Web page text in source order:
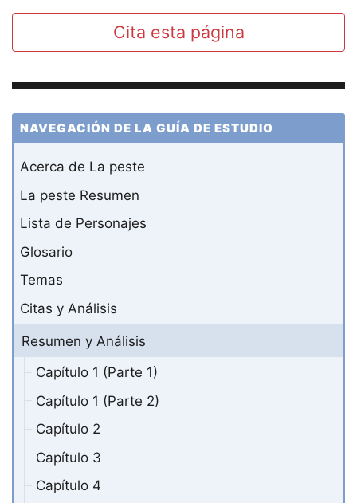
Cita esta página
NAVEGACIÓN DE LA GUÍA DE ESTUDIO
Acerca de La peste
La peste Resumen
Lista de Personajes
Glosario
Temas
Citas y Análisis
Resumen y Análisis
Capítulo 1 (Parte 1)
Capítulo 1 (Parte 2)
Capítulo 2
Capítulo 3
Capítulo 4